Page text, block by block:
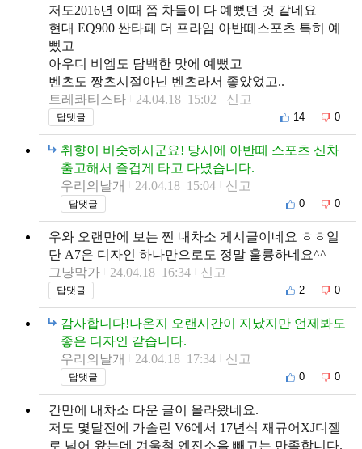
저도2016년 이때 쯤 차들이 다 예뻤던 것 같네요
현대 EQ900 싼타페 더 프라임 아반떼스포츠 특히 예
뻤고
아우디 비엠도 담백한 맛에 예뻤고
벤츠도 짱츠시절아닌 벤츠라서 좋았었고..
트레콰티스타
24.04.18 15:02 신고
답댓글 14 0
취향이 비슷하시군요! 당시에 아반떼 스포츠 신차
출고해서 즐겁게 타고 다녔습니다.
우리의날개
24.04.18 15:04 신고
답댓글 0 0
우와 오랜만에 보는 찐 내차소 게시글이네요 ㅎㅎ일
단 A7은 디자인 하나만으로도 정말 훌륭하네요^^
그냥막가
24.04.18 16:34 신고
답댓글 2 0
감사합니다!나온지 오랜시간이 지났지만 언제봐도
좋은 디자인 같습니다.
우리의날개
24.04.18 17:34 신고
답댓글 0 0
간만에 내차소 다운 글이 올라왔네요.
저도 몇달전에 가솔린 V6에서 17년식 재규어XJ디젤
로 넘어 왔는데 겨울철 엔진소음 빼고는 만족합니다.